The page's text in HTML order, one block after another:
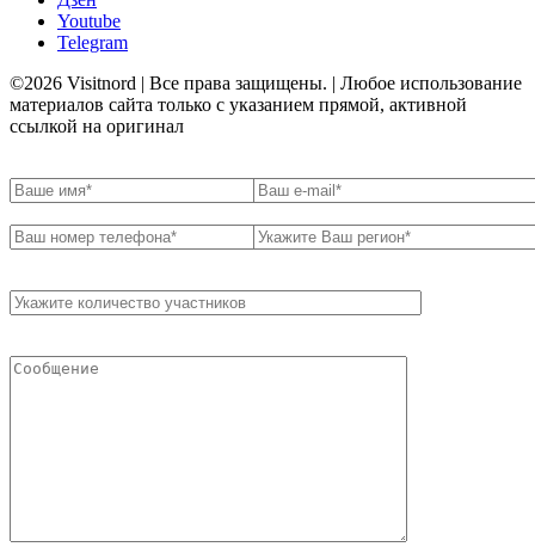
Youtube
Telegram
©2026 Visitnord | Все права защищены. | Любое использование
материалов сайта только с указанием прямой, активной
ссылкой на оригинал